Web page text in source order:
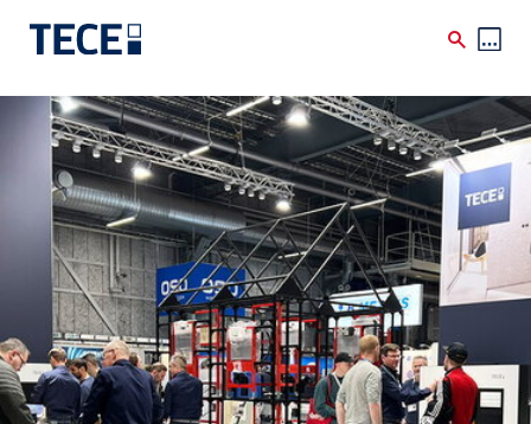
Skip to main content